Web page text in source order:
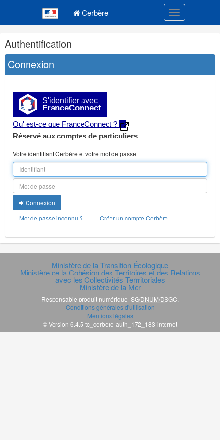
Cerbère Toggle
Navigation
et
outils
annexes
Authentification
Connexion
S'identifier avec
FranceConnect
Qu' est-ce que FranceConnect ?
Réservé aux comptes de particuliers
Votre identifiant Cerbère et votre mot de passe
Connexion
Mot de passe inconnu ?
Créer un compte Cerbère
Ministère de la Transition Écologique
Ministère de la Cohésion des Territoires et des Relations
avec les Collectivités Terrritoriales
Ministère de la Mer
Responsable produit numérique SG/DNUM/DSGC.
Conditions générales d'utilisation
Mentions légales
© Version 6.4.5-tc_cerbere-auth_172_183-internet